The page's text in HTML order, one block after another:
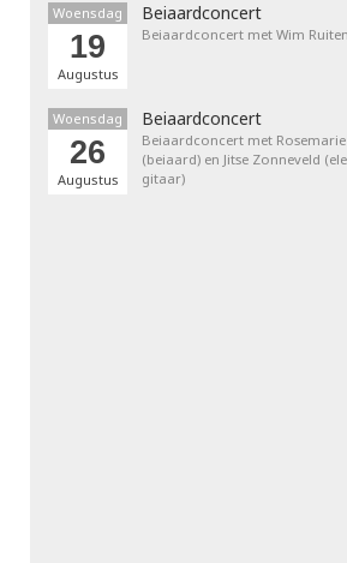
Woensdag
19
Augustus
Beiaardconcert
Beiaardconcert met Wim
Woensdag
26
Augustus
Beiaardconcert
Beiaardconcert met Rosemarie
(beiaard) en Jitse Zonneveld
gitaar)